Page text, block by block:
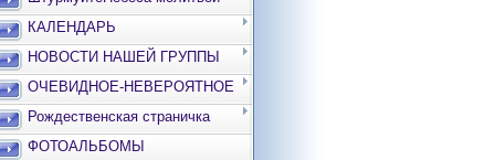
КАЛЕНДАРЬ
НОВОСТИ НАШЕЙ ГРУППЫ
ОЧЕВИДНОЕ-НЕВЕРОЯТНОЕ
Рождественская страничка
ФОТОАЛЬБОМЫ